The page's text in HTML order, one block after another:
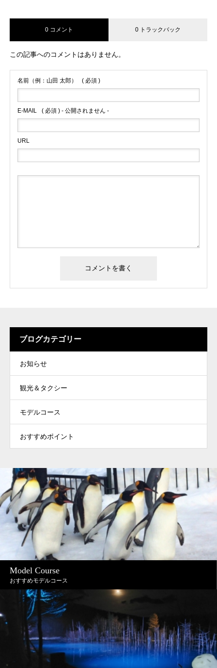
0 コメント 0 トラックバック
この記事へのコメントはありません。
名前（例：山田 太郎） ( 必須 )
E-MAIL ( 必須 ) - 公開されません -
URL
ブログカテゴリー
お知らせ
観光＆タクシー
モデルコース
おすすめポイント
Model Course
おすすめモデルコース